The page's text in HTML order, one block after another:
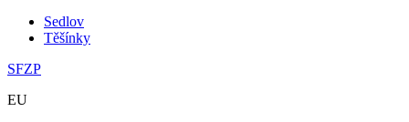
Sedlov
Těšínky
SFZP
EU